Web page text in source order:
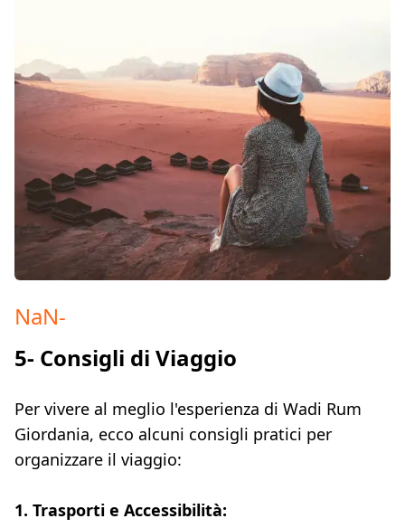
NaN-
5- Consigli di Viaggio
Per vivere al meglio l'esperienza di Wadi Rum
Giordania, ecco alcuni consigli pratici per
organizzare il viaggio:
1. Trasporti e Accessibilità: